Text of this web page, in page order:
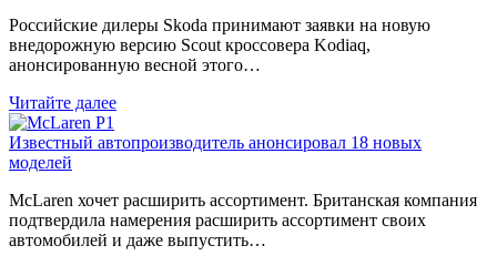
Российские дилеры Skoda принимают заявки на новую
внедорожную версию Scout кроссовера Kodiaq,
анонсированную весной этого…
Читайте далее
Известный автопроизводитель анонсировал 18 новых
моделей
McLaren хочет расширить ассортимент. Британская компания
подтвердила намерения расширить ассортимент своих
автомобилей и даже выпустить…